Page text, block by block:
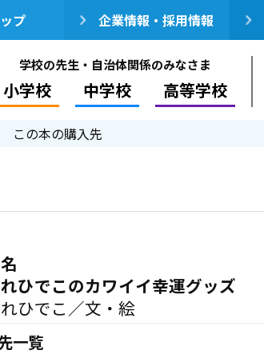
プ 企業情報・採用情報
学校の先生・自治体関係のみなさま
小学校 中学校 高等学校
この本の購入先
ひでこのカワイイ幸運グッズ
ひでこ／文・絵
一覧